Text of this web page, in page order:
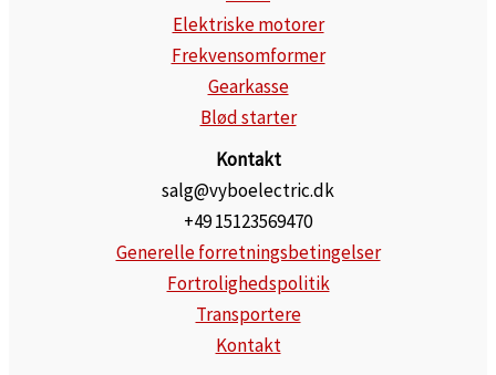
Elektriske motorer
Frekvensomformer
Gearkasse
Blød starter
Kontakt
salg@vyboelectric.dk
+49 15123569470
Generelle forretningsbetingelser
Fortrolighedspolitik
Transportere
Kontakt